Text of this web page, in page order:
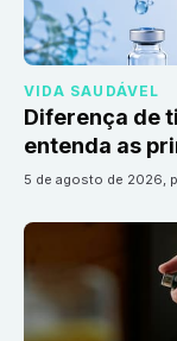
VIDA SAUDÁVEL
Diferença de
entenda as
5 de agosto de 2026,